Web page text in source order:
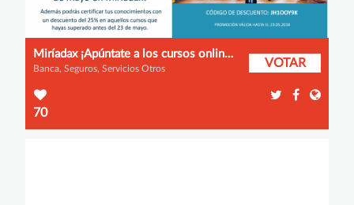
Miríadax ¡Apúntate a los cursos online de mayo!
Banca, Seguros, Servicios Otros VOTAR
70